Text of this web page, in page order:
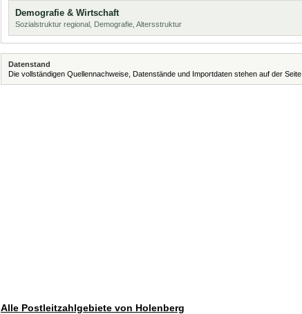
Demografie & Wirtschaft
Sozialstruktur regional, Demografie, Altersstruktur
Datenstand
Die vollständigen Quellennachweise, Datenstände und Importdaten stehen auf der Seite
Alle Postleitzahlgebiete von Holenberg